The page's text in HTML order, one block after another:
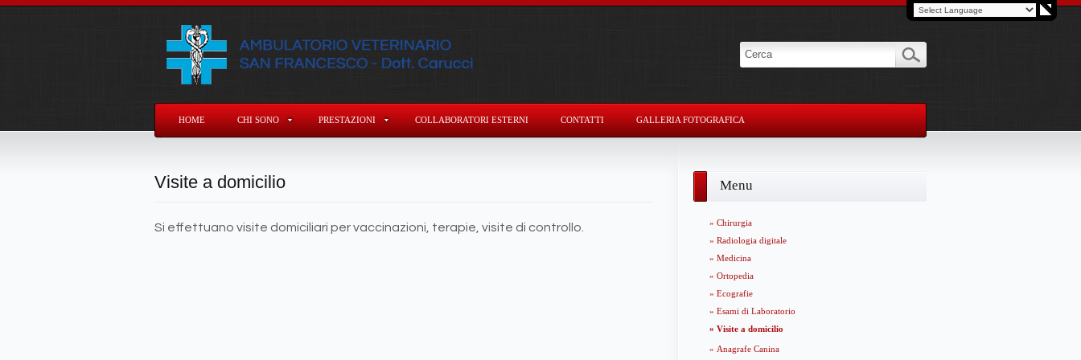
HOME CHI SONO PRESTAZIONI COLLABORATORI ESTERNI CONTATTI GALLERIA FOTOGRAFICA
Visite a domicilio
Si effettuano visite domiciliari per vaccinazioni, terapie, visite di controllo.
Menu
» Chirurgia
» Radiologia digitale
» Medicina
» Ortopedia
» Ecografie
» Esami di Laboratorio
» Visite a domicilio
» Anagrafe Canina